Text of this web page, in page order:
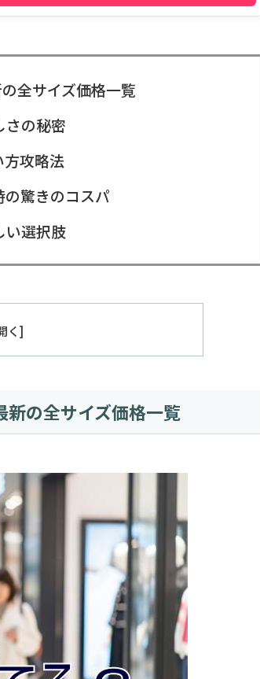
全サイズ価格一覧
さの秘密
方攻略法
の驚きのコスパ
い選択肢
の全サイズ価格一覧